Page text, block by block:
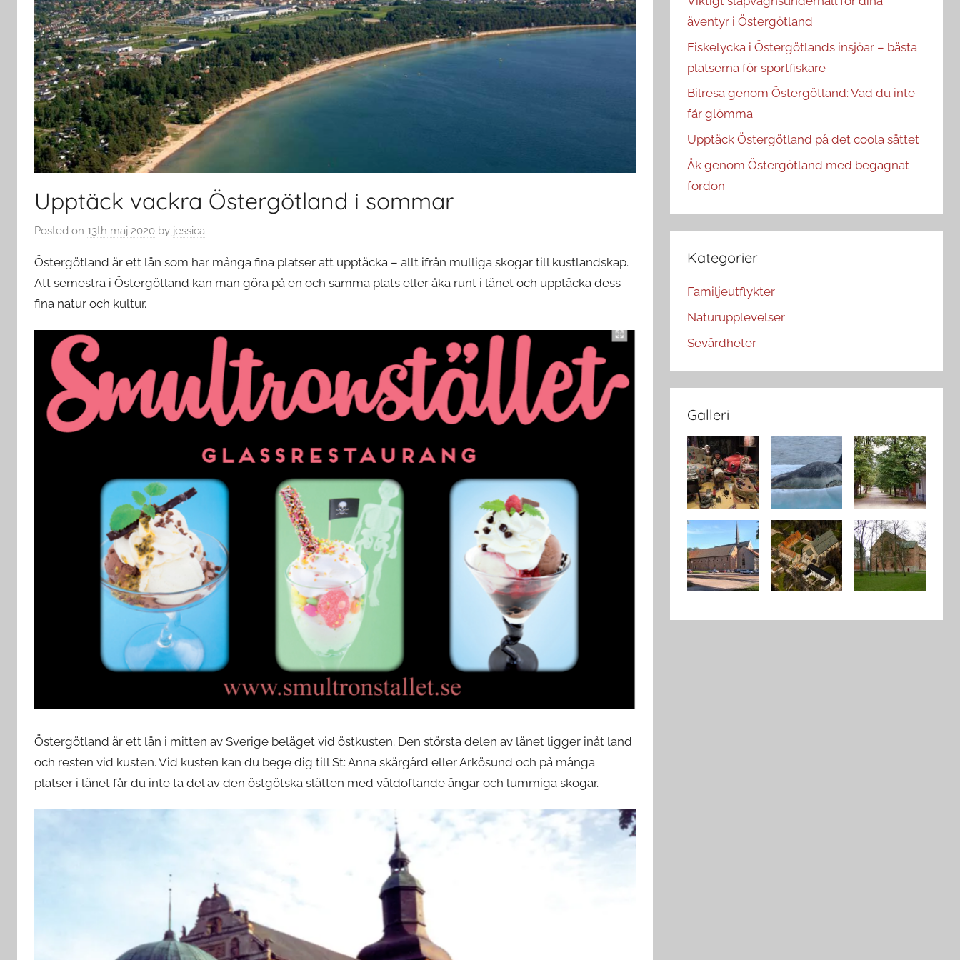
Upptäck vackra Östergötland i sommar
Posted on 13th maj 2020 by jessica
Östergötland är ett län som har många fina platser att upptäcka – allt ifrån mulliga skogar till kustlandskap.
Att semestra i Östergötland kan man göra på en och samma plats eller åka runt i länet och upptäcka dess
fina natur och kultur.
Östergötland är ett län i mitten av Sverige beläget vid östkusten. Den största delen av länet ligger inåt land
och resten vid kusten. Vid kusten kan du bege dig till St: Anna skärgård eller Arkösund och på många
platser i länet får du inte ta del av den östgötska slätten med väldoftande ängar och lummiga skogar.
äventyr i Östergötland
Fiskelycka i Östergötlands insjöar – bästa
platserna för sportfiskare
Bilresa genom Östergötland: Vad du inte
får glömma
Upptäck Östergötland på det coola sättet
Åk genom Östergötland med begagnat
fordon
Kategorier
Familjeutflykter
Naturupplevelser
Sevärdheter
Galleri